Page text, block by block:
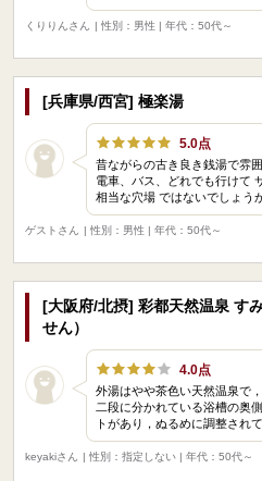
くりりんさん
| 性別：男性 | 年代：50代～
[兵庫県/西宮] 極楽湯
5.0点
昔ながらの古き良き銭湯で雰
電車、バス、どれでも行けて
相当な穴場 ではないでしょう
ゲストさん
| 性別：男性 | 年代：50代～
[大阪府/北摂] 彩都天然温泉 す
せん）
4.0点
外湯はやや茶色い天然温泉で
二段に分かれている浴槽の奥
トがあり，ぬるめに調整され
keyakiさん
| 性別：指定しない | 年代：50代～